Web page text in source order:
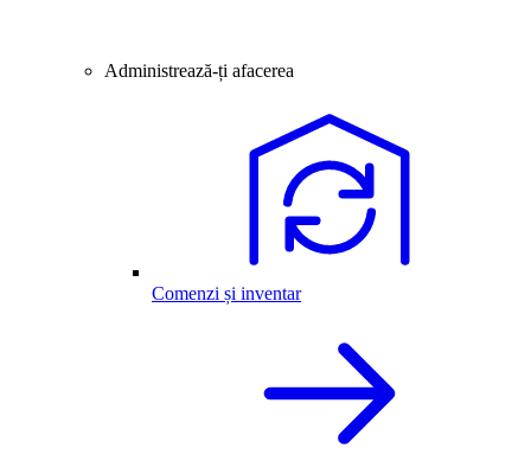
Administrează-ți afacerea
Comenzi și inventar